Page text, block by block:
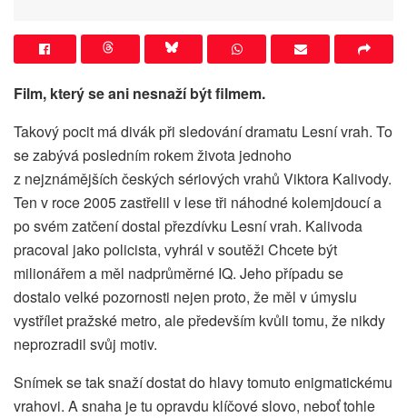
Film, který se ani nesnaží být filmem.
Takový pocit má divák při sledování dramatu Lesní vrah. To
se zabývá posledním rokem života jednoho
z nejznámějších českých sériových vrahů Viktora Kalivody.
Ten v roce 2005 zastřelil v lese tři náhodné kolemjdoucí a
po svém zatčení dostal přezdívku Lesní vrah. Kalivoda
pracoval jako policista, vyhrál v soutěži Chcete být
milionářem a měl nadprůměrné IQ. Jeho případu se
dostalo velké pozornosti nejen proto, že měl v úmyslu
vystřílet pražské metro, ale především kvůli tomu, že nikdy
neprozradil svůj motiv.
Snímek se tak snaží dostat do hlavy tomuto enigmatickému
vrahovi. A snaha je tu opravdu klíčové slovo, neboť tohle